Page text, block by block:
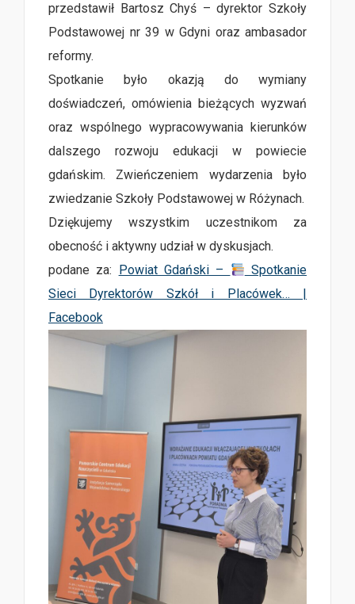
przedstawił Bartosz Chyś – dyrektor Szkoły
Podstawowej nr 39 w Gdyni oraz ambasador
reformy.
Spotkanie było okazją do wymiany
doświadczeń, omówienia bieżących wyzwań
oraz wspólnego wypracowywania kierunków
dalszego rozwoju edukacji w powiecie
gdańskim. Zwieńczeniem wydarzenia było
zwiedzanie Szkoły Podstawowej w Różynach.
Dziękujemy wszystkim uczestnikom za
obecność i aktywny udział w dyskusjach.
podane za: Powiat Gdański –
Spotkanie
Sieci Dyrektorów Szkół i Placówek… |
Facebook